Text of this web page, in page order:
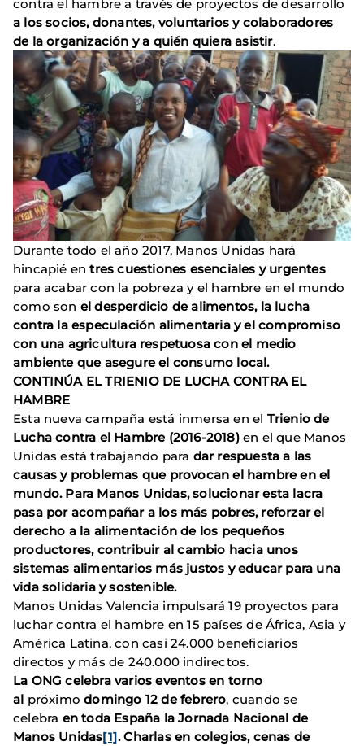
contra el hambre a través de proyectos de desarrollo
a los socios, donantes, voluntarios y colaboradores
de la organización y a quién quiera asistir.
Durante todo el año 2017, Manos Unidas hará
hincapié entres cuestiones esenciales y urgentes
para acabar con la pobreza y el hambre en el mundo
como son el desperdicio de alimentos, la lucha
contra la especulación alimentaria y el compromiso
con una agricultura respetuosa con el medio
ambiente que asegure el consumo local.
CONTINÚA EL TRIENIO DE LUCHA CONTRA EL
HAMBRE
Esta nueva campaña está inmersa en el Trienio de
Lucha contra el Hambre (2016-2018) en el que Manos
Unidas está trabajando para dar respuesta a las
causas y problemas que provocan el hambre en el
mundo. Para Manos Unidas, solucionar esta lacra
pasa por acompañar a los más pobres, reforzar el
derecho a la alimentación de los pequeños
productores, contribuir al cambio hacia unos
sistemas alimentarios más justos y educar para una
vida solidaria y sostenible.
Manos Unidas Valencia impulsará 19 proyectos para
luchar contra el hambre en 15 países de África, Asia y
América Latina, con casi 24.000 beneficiarios
directos y más de 240.000 indirectos.
La ONG celebra varios eventos en torno
al próximo domingo 12 de febrero, cuando se
celebra en toda España la Jornada Nacional de
Manos Unidas[1]. Charlas en colegios, cenas de